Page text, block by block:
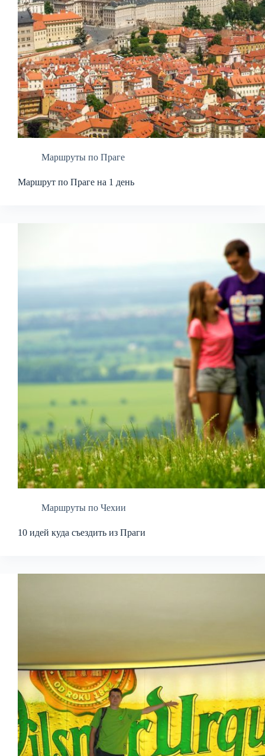
Маршруты по Праге
Маршрут по Праге на 1 день
Маршруты по Чехии
10 идей куда съездить из Праги